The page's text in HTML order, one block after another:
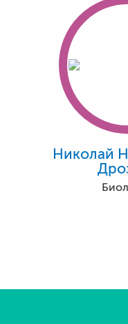
Николай